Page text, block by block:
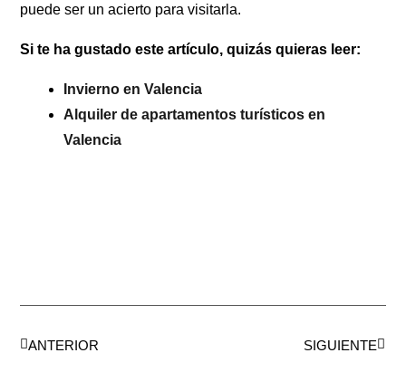
puede ser un acierto para visitarla.
Si te ha gustado este artículo, quizás quieras leer:
Invierno en Valencia
Alquiler de apartamentos turísticos en
Valencia
ANTERIOR SIGUIENTE